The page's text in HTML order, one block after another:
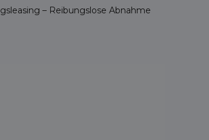
– Reibungslose Abnahme